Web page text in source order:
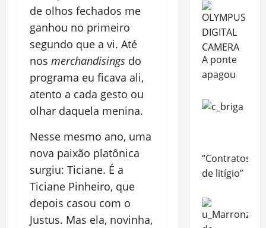
de olhos fechados me
ganhou no primeiro
segundo que a vi. Até
nos merchandisings do
programa eu ficava ali,
atento a cada gesto ou
olhar daquela menina.
Nesse mesmo ano, uma
nova paixão platônica
surgiu: Ticiane. É a
Ticiane Pinheiro, que
depois casou com o
Justus. Mas ela, novinha,
A ponte
apagou
“Contratos
de litígio”